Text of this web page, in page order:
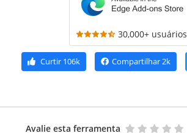
30,000+ usuários
Curtir 106k Compartilhar2k
Avalie esta ferramenta